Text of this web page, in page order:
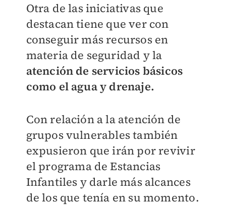
Otra de las iniciativas que
destacan tiene que ver con
conseguir más recursos en
materia de seguridad y la
atención de servicios básicos
como el agua y drenaje.
Con relación a la atención de
grupos vulnerables también
expusieron que irán por revivir
el programa de Estancias
Infantiles y darle más alcances
de los que tenía en su momento.